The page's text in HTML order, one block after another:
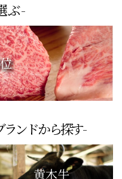
ぶ-
ンドから探す-